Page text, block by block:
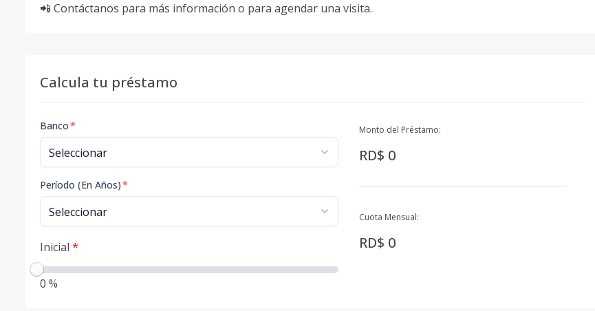
📲 Contáctanos para más información o para agendar una visita.
Calcula tu préstamo
Banco*
Período (En Años)*
Inicial *
0 %
Monto del Préstamo:
RD$ 0
Cuota Mensual:
RD$ 0